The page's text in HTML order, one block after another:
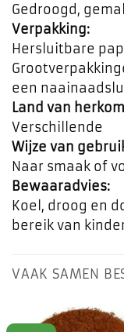
Gedroogd,
Verpakking:
Hersluitbare
een
Land van
Verschillende
Wijze van
Naar smaak of
Bewaaradvies:
Koel, droog en
bereik van
VAAK SAMEN